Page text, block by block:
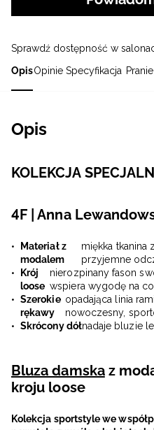
OpisOpinie Specyfikacja
Opis
KOLEKCJA
4F | Anna
Materiał z
modalem
miękka tkanina
przyjemne
Krój
loose
nierozpinany fason
wspiera wygodę na
Szerokie
rękawy
opadająca linia
nowoczesny,
Skrócony dółnadaje bluzie
Bluza damskaz
kroju loose
Kolekcja sportstyle we
Sprawdź dostępność w